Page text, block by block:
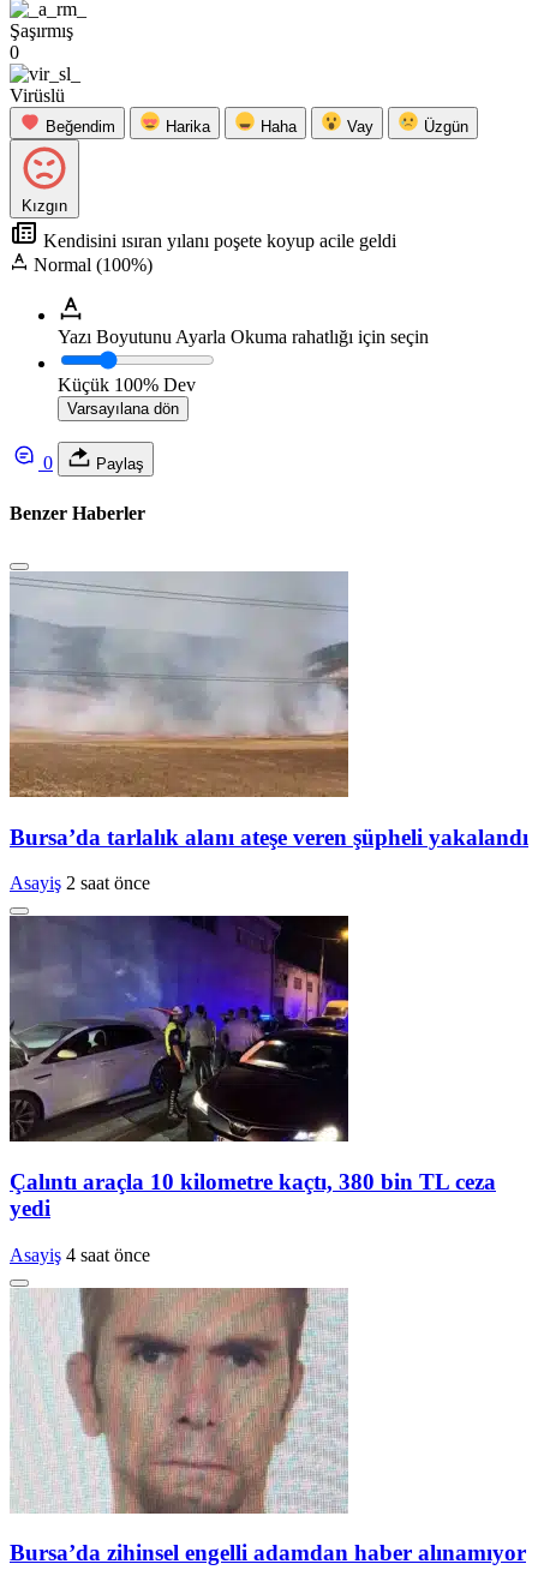
Şaşırmış
0
Virüslü
Beğendim Harika Haha Vay Üzgün
Kızgın
Kendisini ısıran yılanı poşete koyup acile geldi
Normal (100%)
Yazı Boyutunu Ayarla Okuma rahatlığı için seçin
Küçük 100% Dev
Varsayılana dön
0 Paylaş
Benzer Haberler
Bursa’da tarlalık alanı ateşe veren şüpheli yakalandı
Asayiş 2 saat önce
Çalıntı araçla 10 kilometre kaçtı, 380 bin TL ceza
yedi
Asayiş 4 saat önce
Bursa’da zihinsel engelli adamdan haber alınamıyor